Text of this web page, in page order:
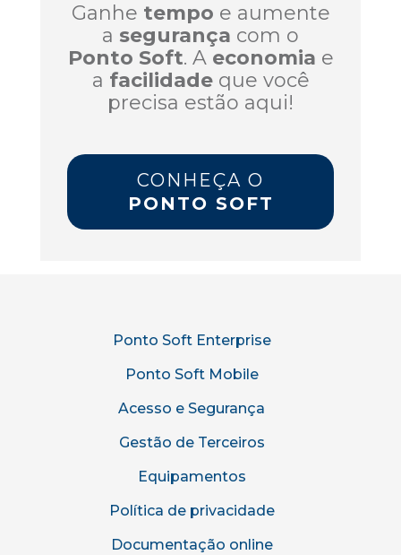
Ganhe tempo e aumente
a segurança com o
Ponto Soft. A economia e
a facilidadeque você
precisa estão aqui!
CONHEÇA O
PONTO SOFT
Ponto Soft Enterprise
Ponto Soft Mobile
Acesso e Segurança
Gestão de Terceiros
Equipamentos
Política de privacidade
Documentação online